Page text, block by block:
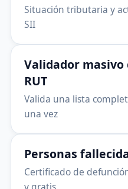
Situación tributaria y
SII
Validador masivo
RUT
Valida una lista
una vez
Personas
Certificado de